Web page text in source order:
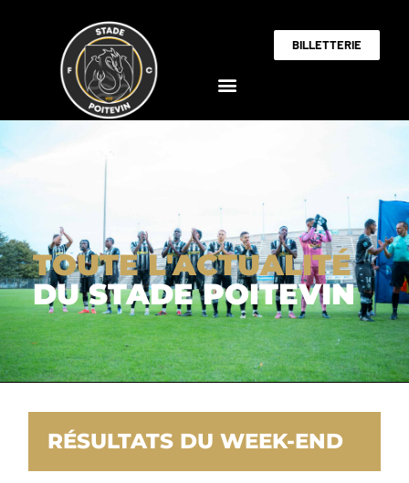
BILLETTERIE
TOUTE L'ACTUALITÉ
DU STADE POITEVIN
RÉSULTATS DU WEEK-END